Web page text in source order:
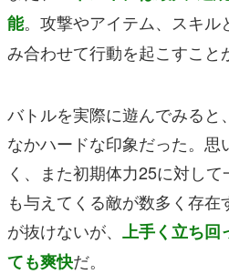
能。攻撃やアイテム、スキル
み合わせて行動を起こすこと
バトルを実際に遊んでみる
なかハードな印象だった。思
く、また初期体力25に対し
も与えてくる敵が数多く存
が抜けないが、 上手く立ち回
ても爽快だ。